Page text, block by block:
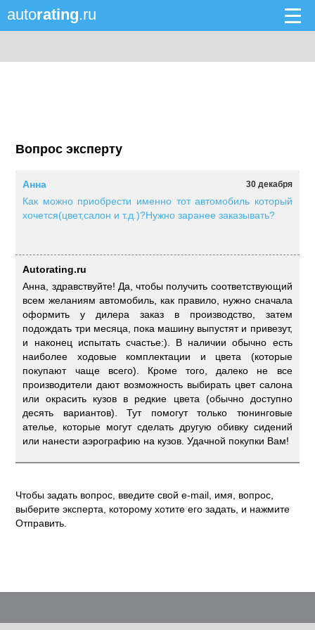
autorating.ru
Вопрос эксперту
30 декабря
Анна
Как можно приобрести именно тот автомобиль который
хочется(цвет,салон и т.д.)?Нужно заранее заказывать?
Autorating.ru
Анна, здравствуйте! Да, чтобы получить соответствующий
всем желаниям автомобиль, как правило, нужно сначала
оформить у дилера заказ в производство, затем
подождать три месяца, пока машину выпустят и привезут,
и наконец испытать счастье:). В наличии обычно есть
наиболее ходовые комплектации и цвета (которые
покупают чаще всего). Кроме того, далеко не все
производители дают возможность выбирать цвет салона
или окрасить кузов в редкие цвета (обычно доступно
десять вариантов). Тут помогут только тюнинговые
ателье, которые могут сделать другую обивку сидений
или нанести аэрографию на кузов. Удачной покупки Вам!
Чтобы задать вопрос, введите свой e-mail, имя, вопрос,
выберите эксперта, которому хотите его задать, и нажмите
Отправить.